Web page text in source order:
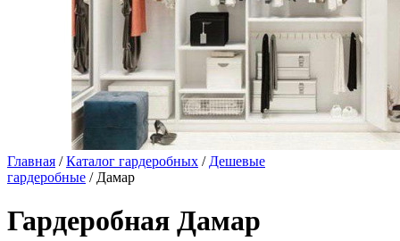
Главная /Каталог гардеробных / Дешевые
гардеробные / Дамар
Гардеробная Дамар